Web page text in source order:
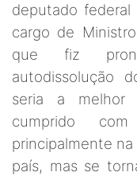
deputado
cargo de
que fiz
autodissolução
seria a melhor
cumprido
principalmente
país, mas se